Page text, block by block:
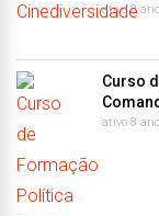
ativo 8
Curso
ativo 8